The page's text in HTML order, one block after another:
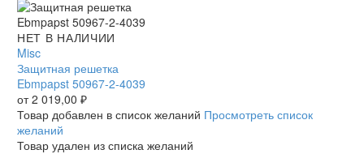
Защитная
решетка
Ebmpapst
50967-
2-
4039
НЕТ В НАЛИЧИИ
Misc
Защитная решетка
Ebmpapst 50967-2-4039
от2 019,00 ₽
Товар добавлен в список желаний Просмотреть список
желаний
Товар удален из списка желаний